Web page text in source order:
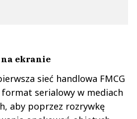
na ekranie
sieć handlowa FMCG
serialowy w mediach
aby poprzez rozrywkę